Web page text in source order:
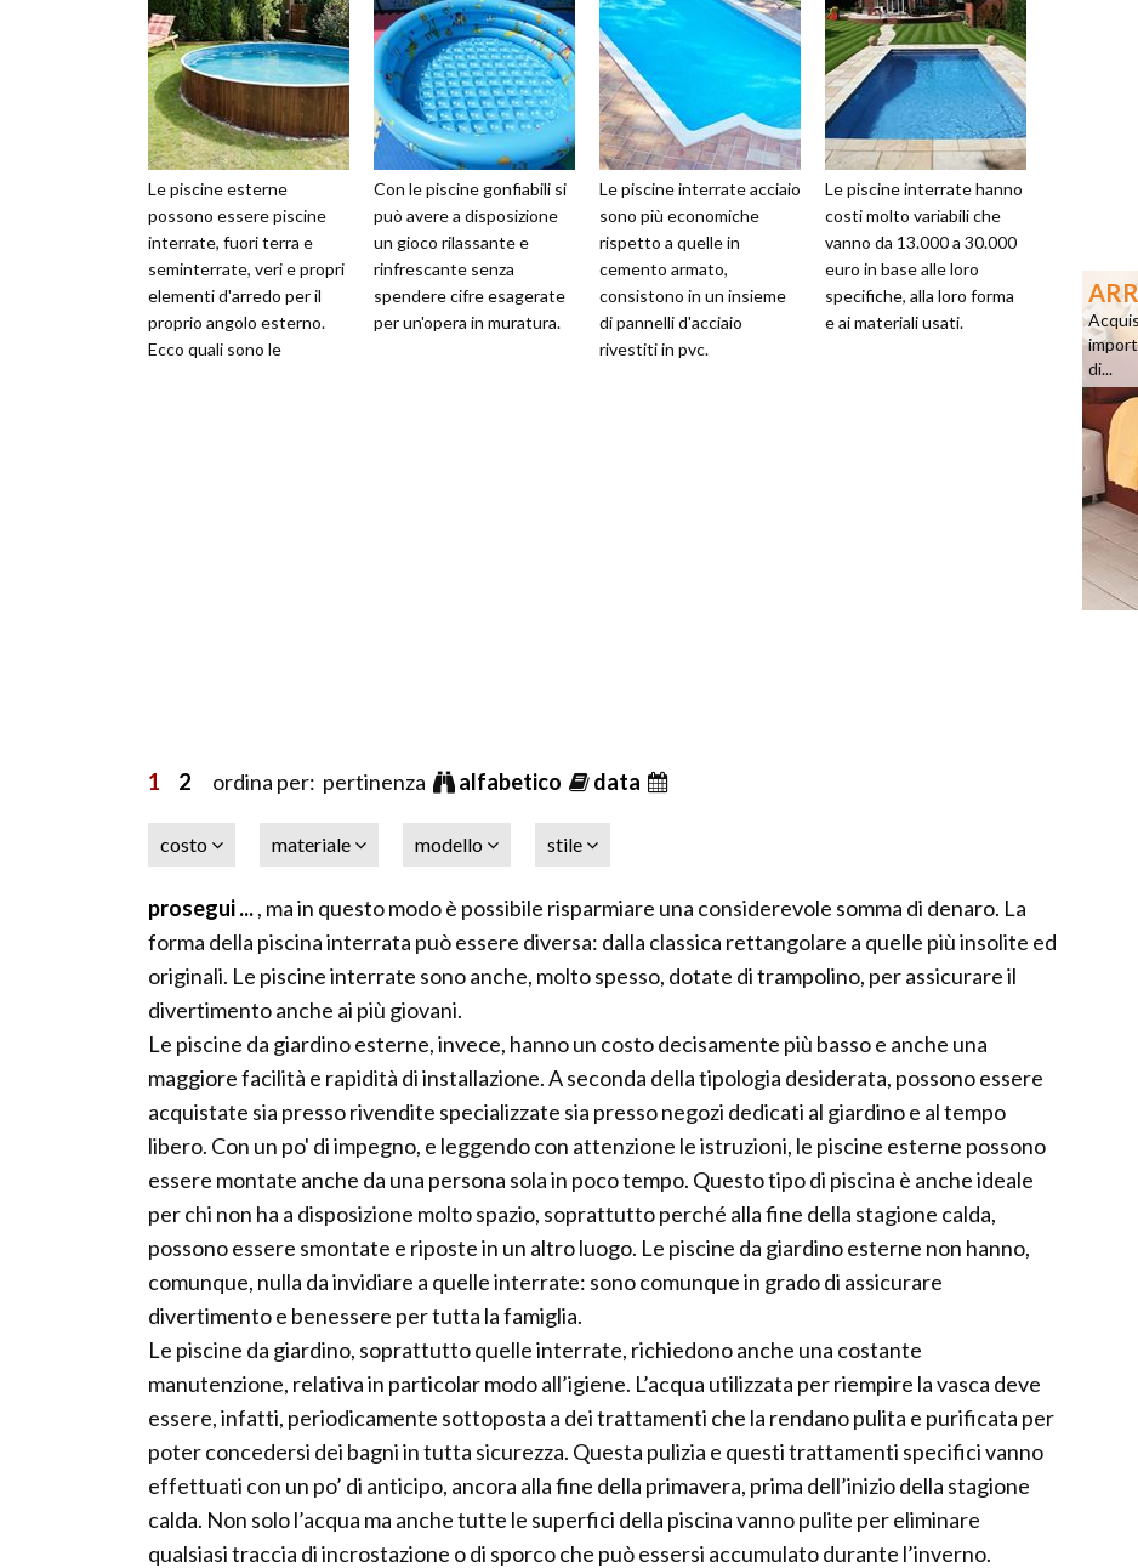
Le piscine esterne
possono essere piscine
interrate, fuori terra e
seminterrate, veri e propri
elementi d'arredo per il
proprio angolo esterno.
Ecco quali sono le
Con le piscine gonfiabili si
può avere a disposizione
un gioco rilassante e
rinfrescante senza
spendere cifre esagerate
per un'opera in muratura.
Le piscine interrate acciaio
sono più economiche
rispetto a quelle in
cemento armato,
consistono in un insieme
di pannelli d'acciaio
rivestiti in pvc.
Le piscine interrate hanno
costi molto variabili che
vanno da 13.000 a 30.000
euro in base alle loro
specifiche, alla loro forma
e ai materiali usati.
1 2 ordina per: pertinenza alfabetico data
costo materiale modello stile
prosegui ..., ma in questo modo è possibile risparmiare una considerevole somma di denaro. La
forma della piscina interrata può essere diversa: dalla classica rettangolare a quelle più insolite ed
originali. Le piscine interrate sono anche, molto spesso, dotate di trampolino, per assicurare il
divertimento anche ai più giovani.
Le piscine da giardino esterne, invece, hanno un costo decisamente più basso e anche una
maggiore facilità e rapidità di installazione. A seconda della tipologia desiderata, possono essere
acquistate sia presso rivendite specializzate sia presso negozi dedicati al giardino e al tempo
libero. Con un po' di impegno, e leggendo con attenzione le istruzioni, le piscine esterne possono
essere montate anche da una persona sola in poco tempo. Questo tipo di piscina è anche ideale
per chi non ha a disposizione molto spazio, soprattutto perché alla fine della stagione calda,
possono essere smontate e riposte in un altro luogo. Le piscine da giardino esterne non hanno,
comunque, nulla da invidiare a quelle interrate: sono comunque in grado di assicurare
divertimento e benessere per tutta la famiglia.
Le piscine da giardino, soprattutto quelle interrate, richiedono anche una costante
manutenzione, relativa in particolar modo all’igiene. L’acqua utilizzata per riempire la vasca deve
essere, infatti, periodicamente sottoposta a dei trattamenti che la rendano pulita e purificata per
poter concedersi dei bagni in tutta sicurezza. Questa pulizia e questi trattamenti specifici vanno
effettuati con un po’ di anticipo, ancora alla fine della primavera, prima dell’inizio della stagione
calda. Non solo l’acqua ma anche tutte le superfici della piscina vanno pulite per eliminare
qualsiasi traccia di incrostazione o di sporco che può essersi accumulato durante l’inverno.
di...